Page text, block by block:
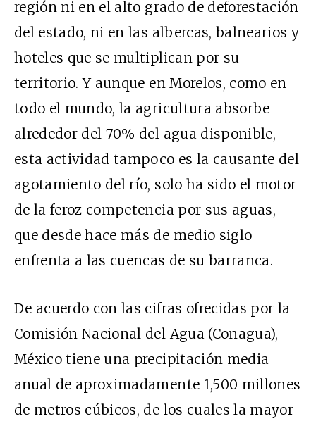
región ni en el alto grado de deforestación
del estado, ni en las albercas, balnearios y
hoteles que se multiplican por su
territorio. Y aunque en Morelos, como en
todo el mundo, la agricultura absorbe
alrededor del 70% del agua disponible,
esta actividad tampoco es la causante del
agotamiento del río, solo ha sido el motor
de la feroz competencia por sus aguas,
que desde hace más de medio siglo
enfrenta a las cuencas de su barranca.
De acuerdo con las cifras ofrecidas por la
Comisión Nacional del Agua (Conagua),
México tiene una precipitación media
anual de aproximadamente 1,500 millones
de metros cúbicos, de los cuales la mayor